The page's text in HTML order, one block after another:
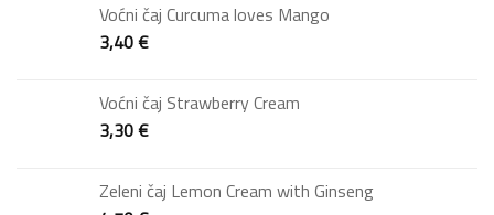
Voćni čaj Curcuma loves Mango
3,40€
Voćni čaj Strawberry Cream
3,30€
Zeleni čaj Lemon Cream with Ginseng